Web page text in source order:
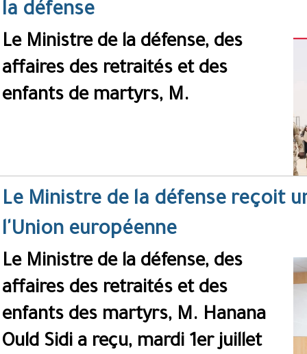
la défense
Le Ministre de la défense, des
affaires des retraités et des
enfants de martyrs, M.
Le Ministre de la défense reçoit
l'Union européenne
Le Ministre de la défense, des
affaires des retraités et des
enfants des martyrs, M. Hanana
Ould Sidi a reçu, mardi 1er juillet